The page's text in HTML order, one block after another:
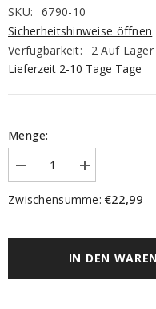
SKU:
6790-10
Sicherheitshinweise öffnen
Verfügbarkeit:
2 Auf Lager
Lieferzeit 2-10 Tage Tage
Menge:
verringern
für
Ösenschal
140x245cm
Menge
erhöhen
für
Ösenschal
140x245cm
Zwischensumme:€22,99
IN DEN